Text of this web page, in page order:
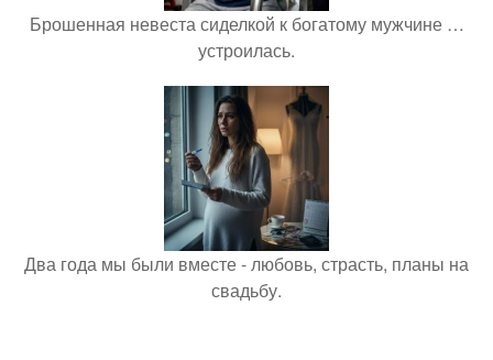
Брошенная невеста сиделкой к богатому мужчине …
устроилась.
Два года мы были вместе - любовь, страсть, планы на
свадьбу.